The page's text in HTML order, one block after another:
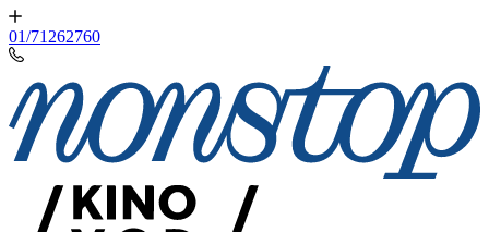
01/71262760